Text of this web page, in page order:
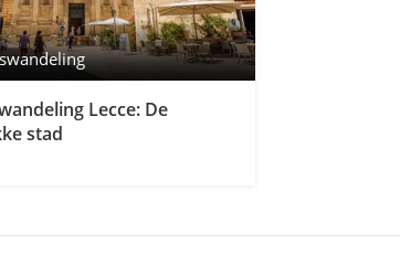
Lecce: De
stad